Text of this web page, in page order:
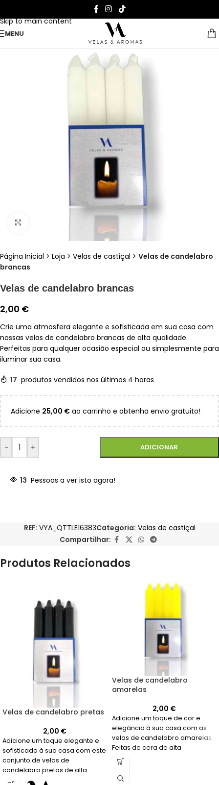
Skip to main content
MENU
Página Inicial > Loja > Velas de castiçal > Velas de candelabro
brancas
Velas de candelabro brancas
2,00 €
Crie uma atmosfera elegante e sofisticada em sua casa com
nossas velas de candelabro brancas de alta qualidade.
Perfeitas para qualquer ocasião especial ou simplesmente para
iluminar sua casa.
17 produtos vendidos nos últimos 4 horas
Adicione 25,00 € ao carrinho e obtenha envio gratuito!
- + ADICIONAR
13 Pessoas a ver isto agora!
REF: VYA_QTTLE16383Categoria: Velas de castiçal
Compartilhar:
Produtos Relacionados
Velas de candelabro pretas
2,00 €
Adicione um toque elegante e
sofisticado à sua casa com este
conjunto de velas de
candelabro pretas de alta
qualidade. Sua cor negra evoca
Velas de candelabro
amarelas
2,00 €
Adicione um toque de cor e
elegância à sua casa com as
velas de candelabro amarelas.
Feitas de cera de alta
qualidade, sua vibrante cor
amarela e sua longa duração
as tornam ideais para serem